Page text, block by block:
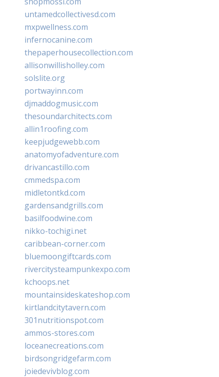
untamedcollectivesd.com
mxpwellness.com
infernocanine.com
thepaperhousecollection.com
allisonwillisholley.com
solslite.org
portwayinn.com
djmaddogmusic.com
thesoundarchitects.com
allin1roofing.com
keepjudgewebb.com
anatomyofadventure.com
drivancastillo.com
cmmedspa.com
midletontkd.com
gardensandgrills.com
basilfoodwine.com
nikko-tochigi.net
caribbean-corner.com
bluemoongiftcards.com
rivercitysteampunkexpo.com
kchoops.net
mountainsideskateshop.com
kirtlandcitytavern.com
301nutritionspot.com
ammos-stores.com
loceanecreations.com
birdsongridgefarm.com
joiedevivblog.com